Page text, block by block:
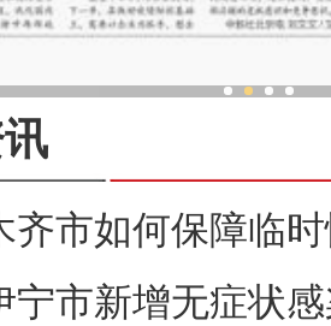
齐市如何保障临
宁市新增无症状